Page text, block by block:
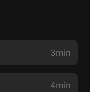
3min
4min